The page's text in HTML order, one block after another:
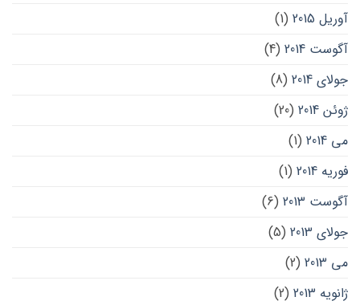
آوریل 2015
(1)
آگوست 2014
(4)
جولای 2014
(8)
ژوئن 2014
(20)
می 2014
(1)
فوریه 2014
(1)
آگوست 2013
(6)
جولای 2013
(5)
می 2013
(2)
ژانویه 2013
(2)